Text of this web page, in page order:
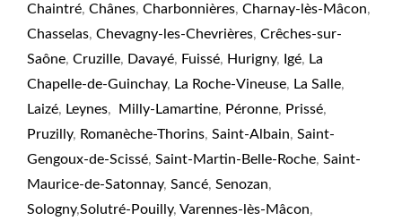
Chaintré, Chânes, Charbonnières, Charnay-lès-Mâcon,
Chasselas, Chevagny-les-Chevrières, Crêches-sur-
Saône, Cruzille, Davayé, Fuissé, Hurigny, Igé, La
Chapelle-de-Guinchay, La Roche-Vineuse, La Salle,
Laizé, Leynes, Milly-Lamartine, Péronne, Prissé,
Pruzilly, Romanèche-Thorins, Saint-Albain, Saint-
Gengoux-de-Scissé, Saint-Martin-Belle-Roche, Saint-
Maurice-de-Satonnay, Sancé, Senozan,
Sologny,Solutré-Pouilly, Varennes-lès-Mâcon,